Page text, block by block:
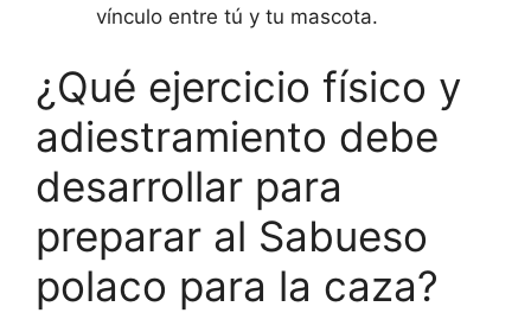
vínculo entre tú y tu mascota.
¿Qué ejercicio físico y
adiestramiento debe
desarrollar para
preparar al Sabueso
polaco para la caza?